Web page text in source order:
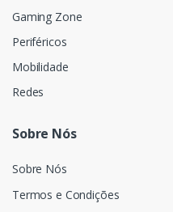
Gaming Zone
Periféricos
Mobilidade
Redes
Sobre Nós
Sobre Nós
Termos e Condições